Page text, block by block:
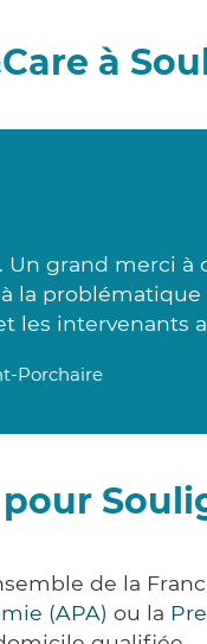
à
grand merci
problématique
les intervenants
Porchaire
de la
(APA) ou la